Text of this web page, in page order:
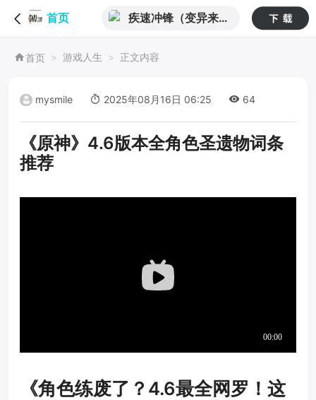
首页
疾速冲锋（变异来袭
首页 游戏人生 正文内容
mysmile 2025年08月16日 06:25 64
《原神》4.6版本全角色圣遗物词条
推荐
《角色练废了？4.6最全网罗！这